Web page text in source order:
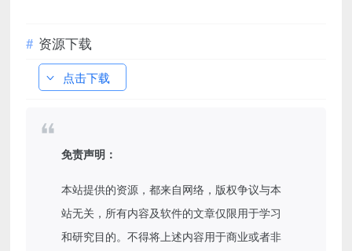
资源下载
点击下载
免责声明：
本站提供的资源，都来自网络，版权争议与本
站无关，所有内容及软件的文章仅限用于学习
和研究目的。不得将上述内容用于商业或者非